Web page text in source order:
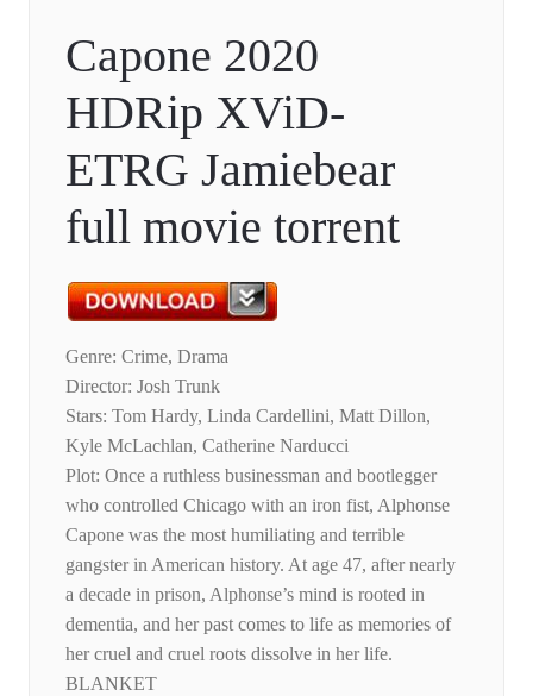
Capone 2020
HDRip XViD-
ETRG Jamiebear
full movie torrent
Genre: Crime, Drama
Director: Josh Trunk
Stars: Tom Hardy, Linda Cardellini, Matt Dillon,
Kyle McLachlan, Catherine Narducci
Plot: Once a ruthless businessman and bootlegger
who controlled Chicago with an iron fist, Alphonse
Capone was the most humiliating and terrible
gangster in American history. At age 47, after nearly
a decade in prison, Alphonse’s mind is rooted in
dementia, and her past comes to life as memories of
her cruel and cruel roots dissolve in her life.
BLANKET